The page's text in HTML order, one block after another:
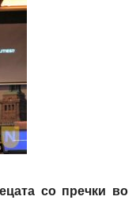
со пречки во